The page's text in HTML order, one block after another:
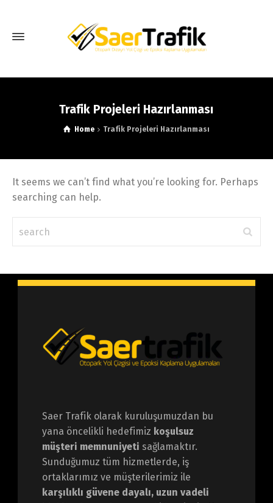
Trafik Projeleri Hazırlanması
Home Trafik Projeleri Hazırlanması
It seems we can’t find what you’re looking for. Perhaps
searching can help.
Saer Trafik olarak kuruluşumuzdan bu
yana öncelikli hedefimiz koşulsuz
müşteri memnuniyeti sağlamaktır.
Sunduğumuz tüm hizmetlerde, iş
ortaklarımız ve müşterilerimiz ile
karşılıklı güvene dayalı, uzun vadeli